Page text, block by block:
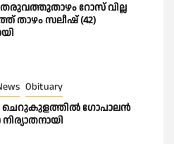
റോസ് വില്ല
താഴം സലീഷ് (42)
Obituary
ഗോപാലൻ